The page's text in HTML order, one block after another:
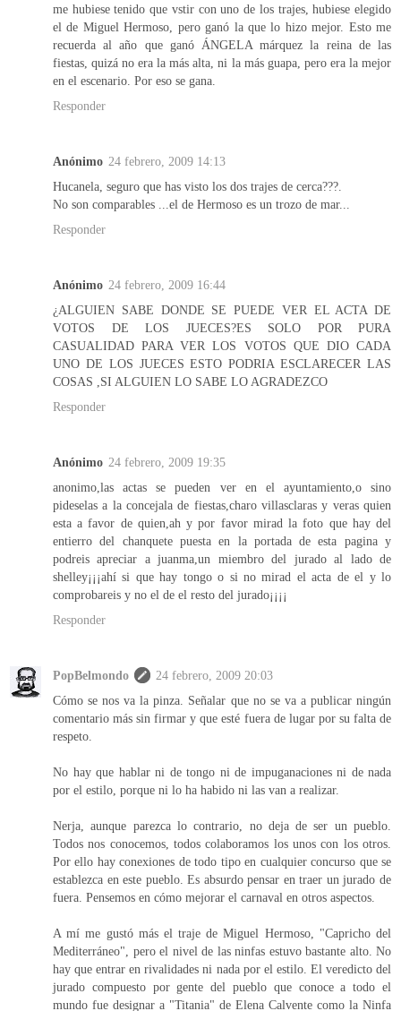
me hubiese tenido que vstir con uno de los trajes, hubiese elegido
el de Miguel Hermoso, pero ganó la que lo hizo mejor. Esto me
recuerda al año que ganó ÁNGELA márquez la reina de las
fiestas, quizá no era la más alta, ni la más guapa, pero era la mejor
en el escenario. Por eso se gana.
Responder
Anónimo 24 febrero, 2009 14:13
Hucanela, seguro que has visto los dos trajes de cerca???.
No son comparables ...el de Hermoso es un trozo de mar...
Responder
Anónimo 24 febrero, 2009 16:44
¿ALGUIEN SABE DONDE SE PUEDE VER EL ACTA DE
VOTOS DE LOS JUECES?ES SOLO POR PURA
CASUALIDAD PARA VER LOS VOTOS QUE DIO CADA
UNO DE LOS JUECES ESTO PODRIA ESCLARECER LAS
COSAS ,SI ALGUIEN LO SABE LO AGRADEZCO
Responder
Anónimo 24 febrero, 2009 19:35
anonimo,las actas se pueden ver en el ayuntamiento,o sino
pideselas a la concejala de fiestas,charo villasclaras y veras quien
esta a favor de quien,ah y por favor mirad la foto que hay del
entierro del chanquete puesta en la portada de esta pagina y
podreis apreciar a juanma,un miembro del jurado al lado de
shelley¡¡¡ahí si que hay tongo o si no mirad el acta de el y lo
comprobareis y no el de el resto del jurado¡¡¡¡
Responder
PopBelmondo
24 febrero, 2009 20:03
Cómo se nos va la pinza. Señalar que no se va a publicar ningún
comentario más sin firmar y que esté fuera de lugar por su falta de
respeto.
No hay que hablar ni de tongo ni de impuganaciones ni de nada
por el estilo, porque ni lo ha habido ni las van a realizar.
Nerja, aunque parezca lo contrario, no deja de ser un pueblo.
Todos nos conocemos, todos colaboramos los unos con los otros.
Por ello hay conexiones de todo tipo en cualquier concurso que se
establezca en este pueblo. Es absurdo pensar en traer un jurado de
fuera. Pensemos en cómo mejorar el carnaval en otros aspectos.
A mí me gustó más el traje de Miguel Hermoso, "Capricho del
Mediterráneo", pero el nivel de las ninfas estuvo bastante alto. No
hay que entrar en rivalidades ni nada por el estilo. El veredicto del
jurado compuesto por gente del pueblo que conoce a todo el
mundo fue designar a "Titania" de Elena Calvente como la Ninfa